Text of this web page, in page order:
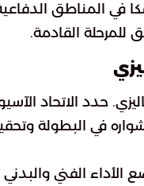
في المناطق
للمرحلة القادمة.
حدد الاتحاد
في البطولة
الفني